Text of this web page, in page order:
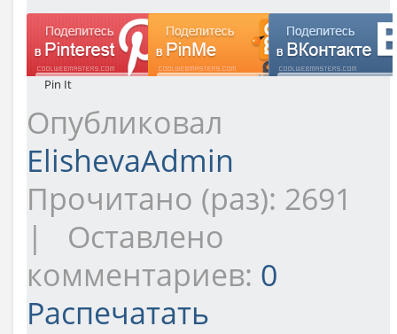
Pin It
Опубликовал
ElishevaAdmin
Прочитано (раз): 2691
| Оставлено
комментариев: 0
Распечатать